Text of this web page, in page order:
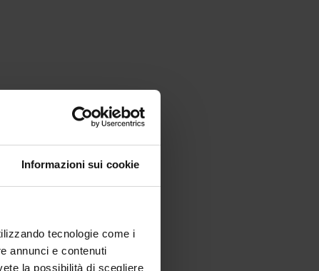
Informazioni sui cookie
tecnologie come i
annunci e contenuti
la possibilità di scegliere